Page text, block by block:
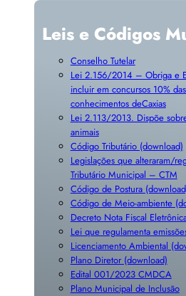
Leis e Códigos
Conselho Tutelar
Lei 2.156/2014 – Obriga e
incluir em concursos 10%
conhecimentos deCaxias
Lei 2.113/2013. Dispõe
animais
Código Tributário (download)
Legislações que alteraram/
Tributário Municipal – CTM
Código de Postura
Código de Meio-ambiente
Decreto Nota Fiscal
Lei que regulamenta
Licenciamento Ambiental
Plano Diretor (download)
Edital 001/2023 CMDCA
Plano Municipal de Inclusão